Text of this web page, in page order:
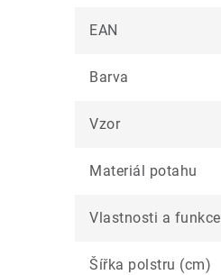
EAN
Barva
Vzor
Materiál potahu
Vlastnosti a funkce
Šířka polstru (cm)